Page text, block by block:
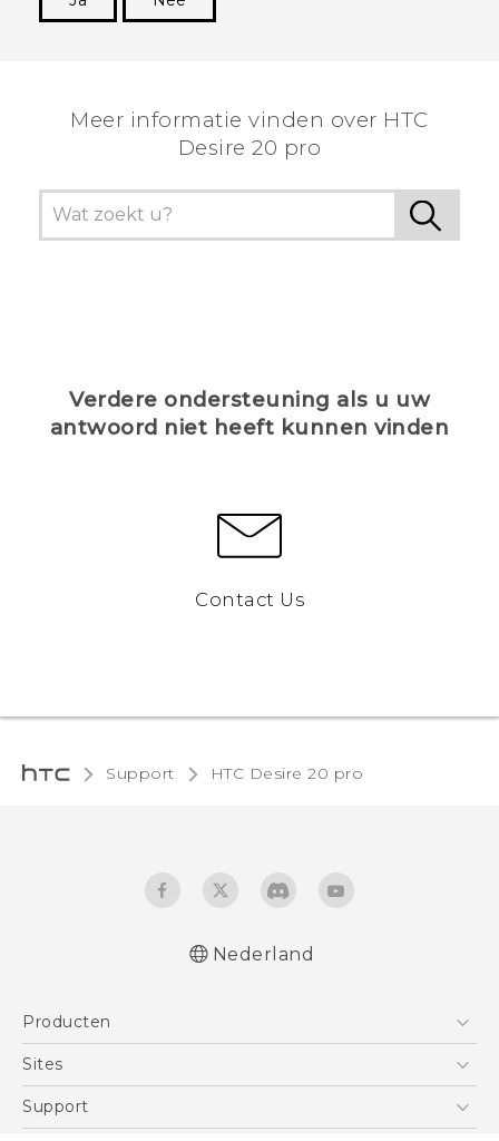
Meer informatie vinden over ‎HTC
Desire 20 pro
Verdere ondersteuning als u uw
antwoord niet heeft kunnen vinden
Contact Us
Support ‎HTC Desire 20 pro‎
Nederlands - Gebruikershandleiding
User manual
Nederland
Producten
Telefoons
Vive
Sites
HTC Vive
Support